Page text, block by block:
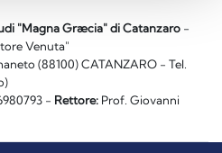
"Magna Græcia" di Catanzaro -
Venuta"
(88100) CATANZARO - Tel.
- Rettore: Prof. Giovanni